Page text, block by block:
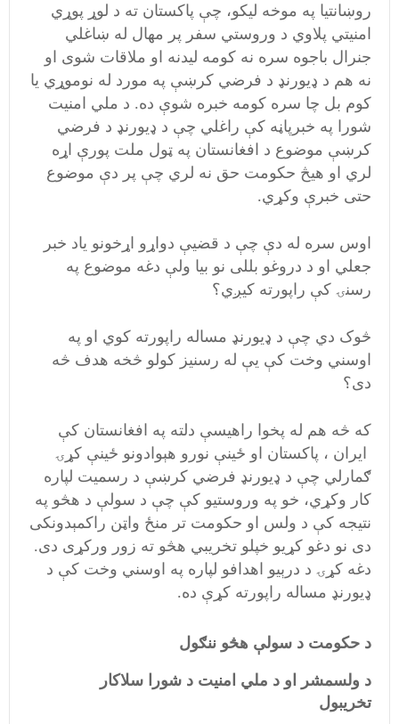
روښانتيا په موخه ليکو، چې پاکستان ته د لوړ پوړي
امنيتي پلاوي د وروستي سفر پر مهال له ښاغلي
جنرال باجوه سره نه کومه ليدنه او ملاقات شوی او
نه هم د ډيورنډ د فرضي کرښې په مورد له نوموړي یا
کوم بل چا سره کومه خبره شوې ده. د ملي امنیت
شورا په خبرپاڼه کې راغلي چې د ډيورنډ د فرضي
کرښې موضوع د افغانستان په ټول ملت پورې اړه
لري او هيڅ حکومت حق نه لري چې پر دې موضوع
حتی خبرې وکړي.
اوس سره له دې چې د قضيې دواړو اړخونو ياد خبر
جعلي او د دروغو بللی نو بيا ولې دغه موضوع په
رسنۍ کې راپورته کيږي؟
څوک دي چې د ډيورنډ مساله راپورته کوي او په
اوسني وخت کې يې له رسنيز کولو څخه هدف څه
دی؟
که څه هم له پخوا راهيسې دلته په افغانستان کې
ايران ، پاکستان او ځینې نورو هېوادونو ځينې کړۍ
ګمارلي چې د ډيورنډ فرضي کرښې د رسميت لپاره
کار وکړي، خو په وروستيو کې چې د سولې د هڅو په
نتيجه کې د ولس او حکومت تر منځ واټن راکمېدونکی
دی نو دغو کړیو خپلو تخريبي هڅو ته زور ورکړی دی.
دغه کړۍ د درېيو اهدافو لپاره په اوسني وخت کې د
ډيورنډ مساله راپورته کړې ده.
د حکومت د سولې هڅو ننګول
د ولسمشر او د ملي امنيت د شورا سلاکار
تخريبول